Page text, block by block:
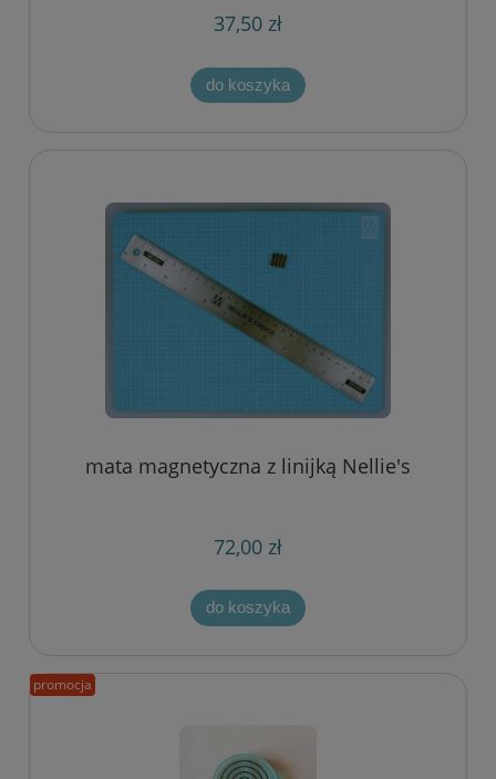
37,50 zł
do koszyka
mata magnetyczna z linijką Nellie's
72,00 zł
do koszyka
promocja